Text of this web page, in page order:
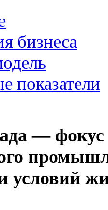
бизнеса
показатели
— фокус
условий